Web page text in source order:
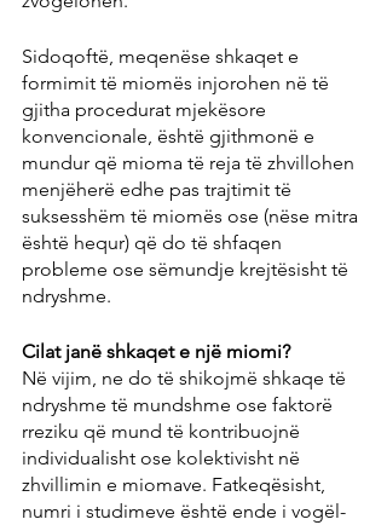
Sidoqoftë, meqenëse shkaqet e
formimit të miomës injorohen në të
gjitha procedurat mjekësore
konvencionale, është gjithmonë e
mundur që mioma të reja të zhvillohen
menjëherë edhe pas trajtimit të
suksesshëm të miomës ose (nëse mitra
është hequr) që do të shfaqen
probleme ose sëmundje krejtësisht të
ndryshme.
Cilat janë shkaqet e një miomi?
Në vijim, ne do të shikojmë shkaqe të
ndryshme të mundshme ose faktorë
rreziku që mund të kontribuojnë
individualisht ose kolektivisht në
zhvillimin e miomave. Fatkeqësisht,
numri i studimeve është ende i vogël-